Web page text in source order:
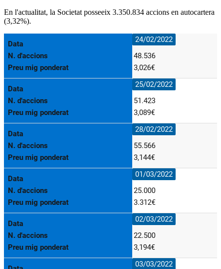
En l'actualitat, la Societat posseeix 3.350.834 accions en autocartera
(3,32%).